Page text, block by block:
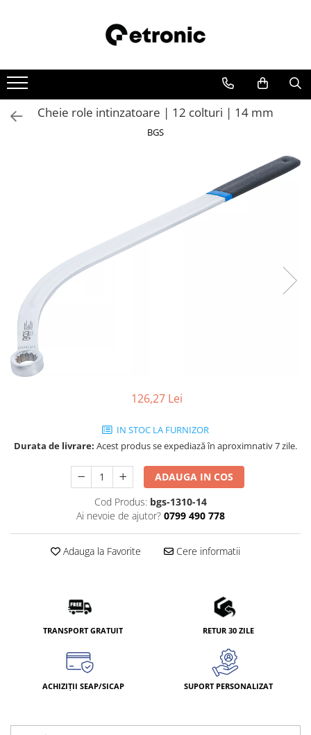
Cheie role intinzatoare | 12 colturi | 14 mm
BGS
126,27 Lei
IN STOC LA FURNIZOR
Durata de livrare: Acest produs se expediază în aproximnativ 7 zile.
ADAUGA IN COS
Cod Produs: bgs-1310-14
Ai nevoie de ajutor? 0799 490 778
Adauga la Favorite Cere informatii
TRANSPORT GRATUIT RETUR 30 ZILE
ACHIZIȚII SEAP/SICAP SUPORT PERSONALIZAT